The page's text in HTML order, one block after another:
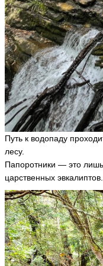
Путь к водопаду
лесу.
Папоротники — это
царственных эвкалиптов.